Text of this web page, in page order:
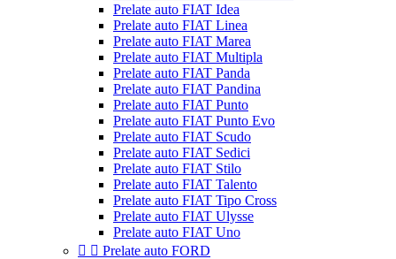
Prelate auto FIAT Idea
Prelate auto FIAT Linea
Prelate auto FIAT Marea
Prelate auto FIAT Multipla
Prelate auto FIAT Panda
Prelate auto FIAT Pandina
Prelate auto FIAT Punto
Prelate auto FIAT Punto Evo
Prelate auto FIAT Scudo
Prelate auto FIAT Sedici
Prelate auto FIAT Stilo
Prelate auto FIAT Talento
Prelate auto FIAT Tipo Cross
Prelate auto FIAT Ulysse
Prelate auto FIAT Uno
  Prelate auto FORD